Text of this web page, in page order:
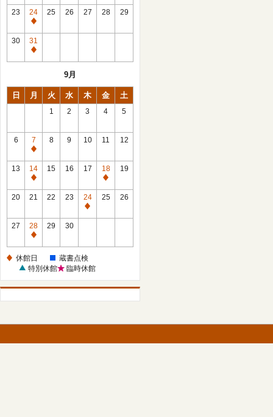
館
日
23
24
休
館
日
25 26 27 28 29
30
31
休
9月
日 月 火 水 木 金 土
1 2 3 4 5
6
7
休
館
日
8 9 10 11 12
13
14
休
館
15 16 17
18
休
館
19
20 21 22 23
24
休
25 26
27
28
休
日
29 30
休館日
蔵書点検
特別休館
臨時休館